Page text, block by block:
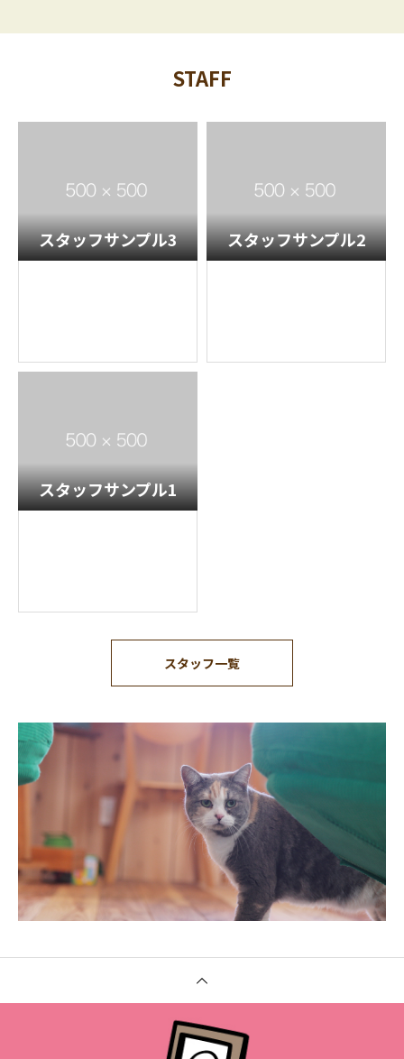
STAFF
スタッフサンプル3 スタッフサンプル2
スタッフサンプル1
スタッフ一覧